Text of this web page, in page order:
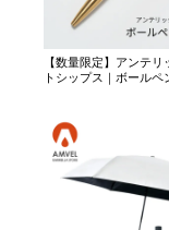
【数量限定】アンテリ
トシップス｜ボールペ